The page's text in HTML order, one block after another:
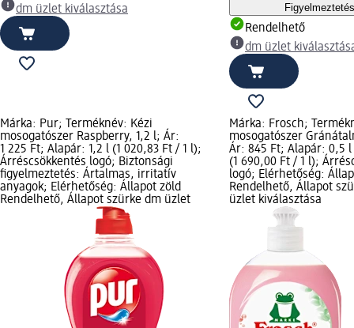
dm üzlet kiválasztása
Figyelmeztetés
Rendelhető
dm üzlet
Márka: Pur; Terméknév: Kézi
mosogatószer Raspberry, 1,2 l; Ár:
1 225 Ft; Alapár: 1,2 l (1 020,83 Ft / 1 l);
Árréscsökkentés logó; Biztonsági
figyelmeztetés: Ártalmas, irritatív
anyagok; Elérhetőség: Állapot zöld
Rendelhető, Állapot szürke dm üzlet
Márka: Frosch;
mosogatószer
Ár: 845 Ft; Alapár: 0,5 l
(1 690,00 Ft / 1 l);
logó; Elérhetőség:
Rendelhető, Állapot
üzlet kiválasztása